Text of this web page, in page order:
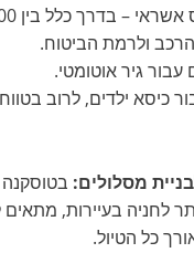
ולרמת הביטוח.
גיר אוטומטי.
מסלולים: בטוסקנה
לחניה בעיירות,
כל הטיול.